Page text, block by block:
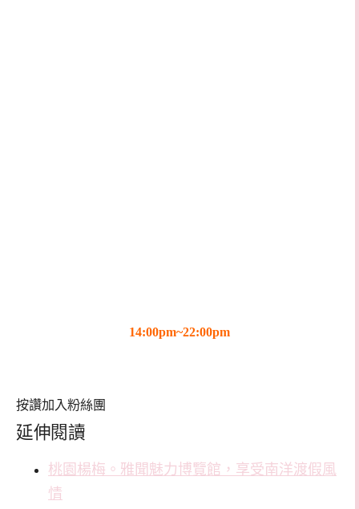
14:00pm~22:00pm
按讚加入粉絲團
延伸閱讀
桃園楊梅。雅聞魅力博覽館，享受南洋渡假風
情